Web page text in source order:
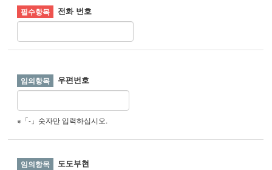
전화 번호
우편번호
※「-」숫자만 입력하십시오.
도도부현